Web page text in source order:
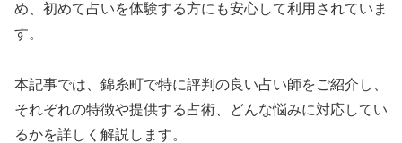
め、初めて占いを体験する方にも安心して利用されていま
す。
本記事では、錦糸町で特に評判の良い占い師をご紹介し、
それぞれの特徴や提供する占術、どんな悩みに対応してい
るかを詳しく解説します。